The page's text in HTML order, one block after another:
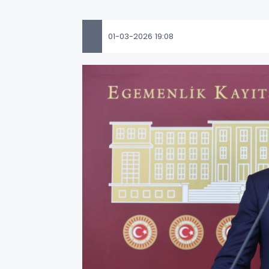
01-03-2026 19:08